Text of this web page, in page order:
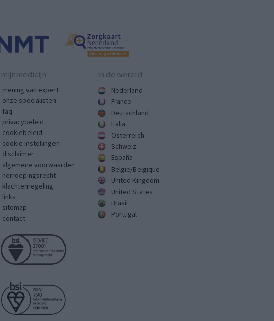
mijnmedicijn
mening van expert
onze specialisten
faq
privacybeleid
cookiebeleid
cookie instellingen
disclaimer
algemene voorwaarden
herroepingsrecht
klachtenregeling
links
sitemap
contact
in de wereld
Nederland
France
Deutschland
Italia
Österreich
Schweiz
España
België/Belgique
United Kingdom
United States
Brasil
Portugal